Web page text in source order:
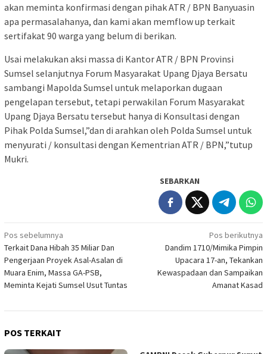
akan meminta konfirmasi dengan pihak ATR / BPN Banyuasin
apa permasalahanya, dan kami akan memflow up terkait
sertifakat 90 warga yang belum di berikan.
Usai melakukan aksi massa di Kantor ATR / BPN Provinsi
Sumsel selanjutnya Forum Masyarakat Upang Djaya Bersatu
sambangi Mapolda Sumsel untuk melaporkan dugaan
pengelapan tersebut, tetapi perwakilan Forum Masyarakat
Upang Djaya Bersatu tersebut hanya di Konsultasi dengan
Pihak Polda Sumsel,”dan di arahkan oleh Polda Sumsel untuk
menyurati / konsultasi dengan Kementrian ATR / BPN,”tutup
Mukri.
SEBARKAN
Navigasi
pos
Pos sebelumnya
Terkait Dana Hibah 35 Miliar Dan
Pengerjaan Proyek Asal-Asalan di
Muara Enim, Massa GA-PSB,
Meminta Kejati Sumsel Usut Tuntas
Pos berikutnya
Dandim 1710/Mimika Pimpin
Upacara 17-an, Tekankan
Kewaspadaan dan Sampaikan
Amanat Kasad
POS TERKAIT